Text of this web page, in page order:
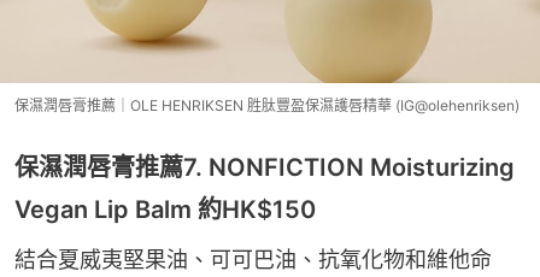
保濕潤唇膏推薦｜OLE HENRIKSEN 胜肽豐盈保濕護唇精華 (IG@olehenriksen)
保濕潤唇膏推薦7. NONFICTION Moisturizing
Vegan Lip Balm 約HK$150
結合夏威夷堅果油、可可巴油、抗氧化物和維他命